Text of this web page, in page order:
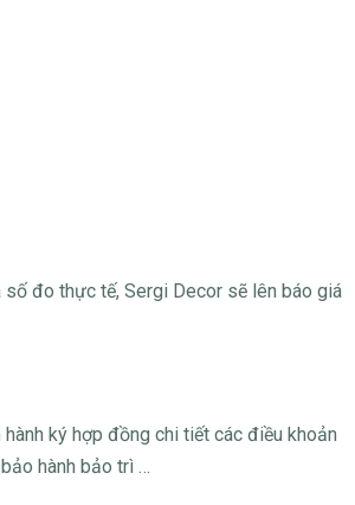
đo thực tế, Sergi Decor sẽ lên báo giá
ký hợp đồng chi tiết các điều khoản
hành bảo trì …